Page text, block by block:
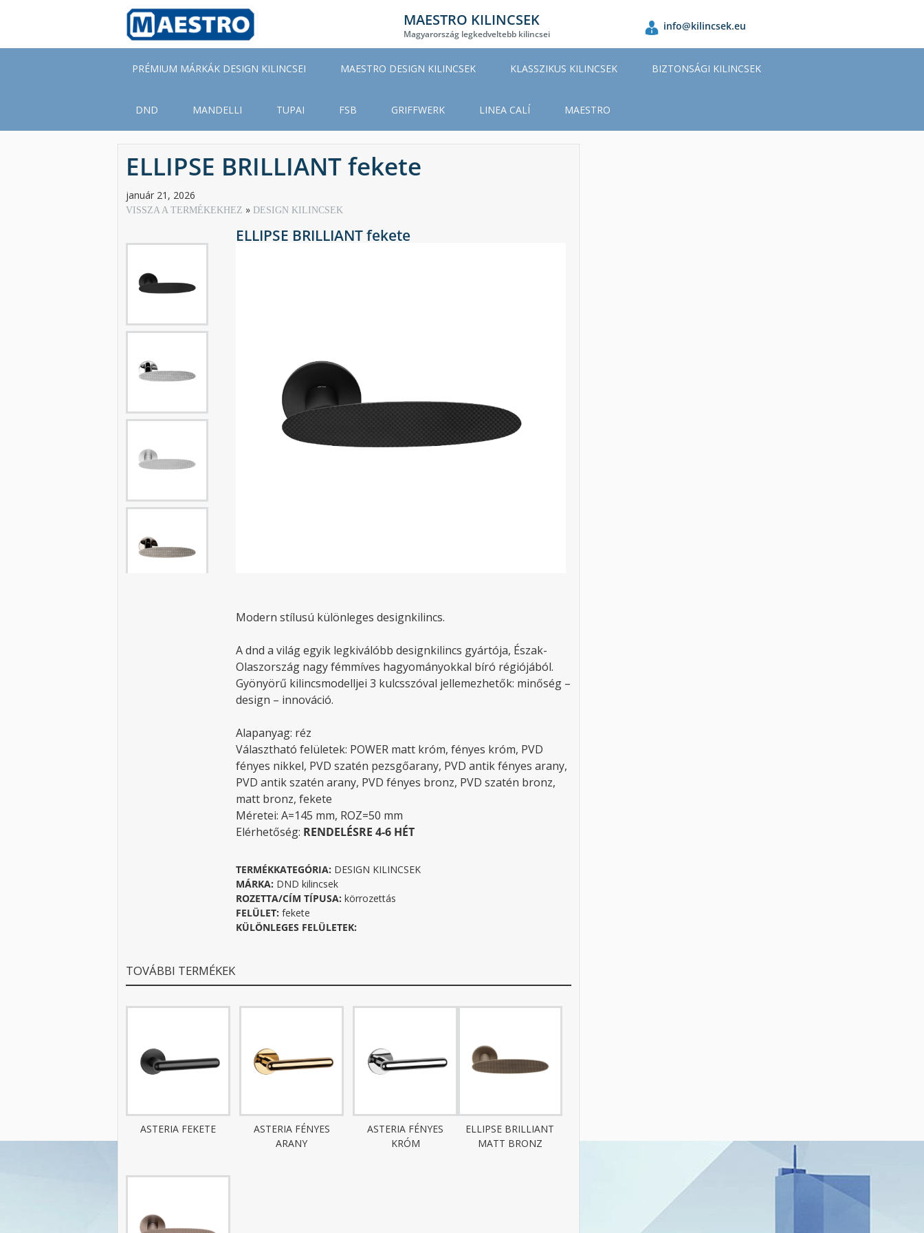
content
MAESTRO KILINCSEK
Magyarország legkedveltebb kilincsei
info@kilincsek.eu
PRÉMIUM MÁRKÁK DESIGN KILINCSEI MAESTRO DESIGN KILINCSEK KLASSZIKUS KILINCSEK BIZTONSÁGI KILINCSEK
DND MANDELLI TUPAI FSB GRIFFWERK LINEA CALÍ MAESTRO
ELLIPSE BRILLIANT fekete
január 21, 2026
VISSZA A TERMÉKEKHEZ DESIGN KILINCSEK
ELLIPSE BRILLIANT fekete
Modern stílusú különleges designkilincs.
A dnd a világ egyik legkiválóbb designkilincs gyártója, Észak-
Olaszország nagy fémmíves hagyományokkal bíró régiójából.
Gyönyörű kilincsmodelljei 3 kulcsszóval jellemezhetők: minőség –
design – innováció.
Alapanyag: réz
Választható felületek: POWER matt króm, fényes króm, PVD
fényes nikkel, PVD szatén pezsgőarany, PVD antik fényes arany,
PVD antik szatén arany, PVD fényes bronz, PVD szatén bronz,
matt bronz, fekete
Méretei: A=145 mm, ROZ=50 mm
Elérhetőség: RENDELÉSRE 4-6 HÉT
TERMÉKKATEGÓRIA: DESIGN KILINCSEK
MÁRKA: DND kilincsek
ROZETTA/CÍM TÍPUSA: körrozettás
FELÜLET: fekete
KÜLÖNLEGES FELÜLETEK:
TOVÁBBI TERMÉKEK
ASTERIA FEKETE
ASTERIA FÉNYES
ARANY
ASTERIA FÉNYES
KRÓM
ELLIPSE BRILLIANT
MATT BRONZ